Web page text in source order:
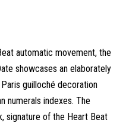
automatic movement, the
showcases an elaborately
guilloché decoration
numerals indexes. The
signature of the Heart Beat